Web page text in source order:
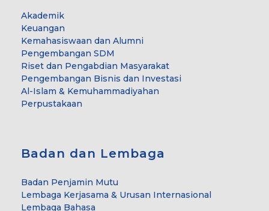
Akademik
Keuangan
Kemahasiswaan dan Alumni
Pengembangan SDM
Riset dan Pengabdian Masyarakat
Pengembangan Bisnis dan Investasi
Al-Islam & Kemuhammadiyahan
Perpustakaan
Badan dan Lembaga
Badan Penjamin Mutu
Lembaga Kerjasama & Urusan Internasional
Lembaga Bahasa